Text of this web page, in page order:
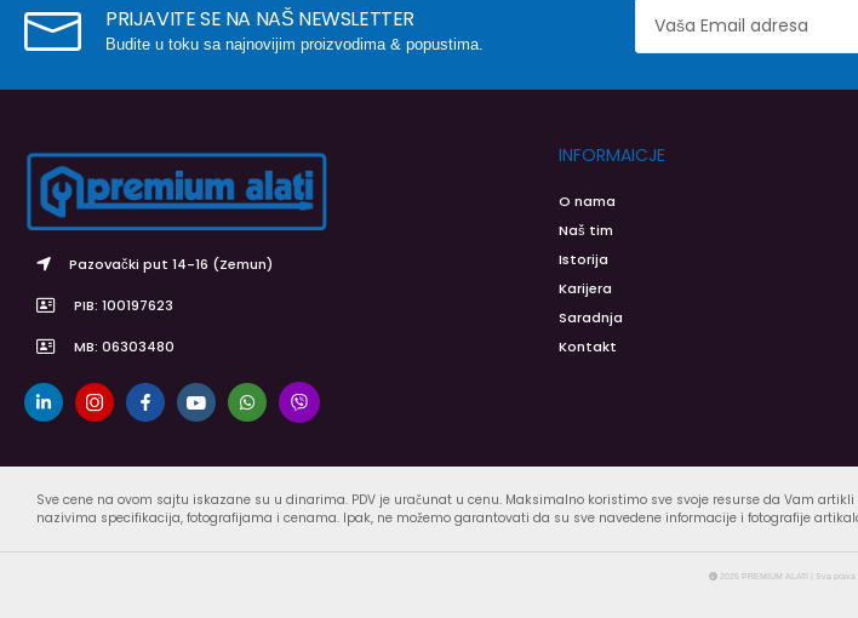
PRIJAVITE SE NA NAŠ NEWSLETTER
Budite u toku sa najnovijim proizvodima & popustima.
Pazovački put 14-16 (Zemun)
PIB: 100197623
MB: 06303480
INFORMAICJE
O nama
Naš tim
Istorija
Karijera
Saradnja
Kontakt
Sve cene na ovom sajtu iskazane su u dinarima. PDV je uračunat u cenu. Maksimalno koristimo sve svoje resurse da Vam
nazivima specifikacija, fotografijama i cenama. Ipak, ne možemo garantovati da su sve navedene informacije i fotografije
2025 PREMIUM ALATI | Sva prava